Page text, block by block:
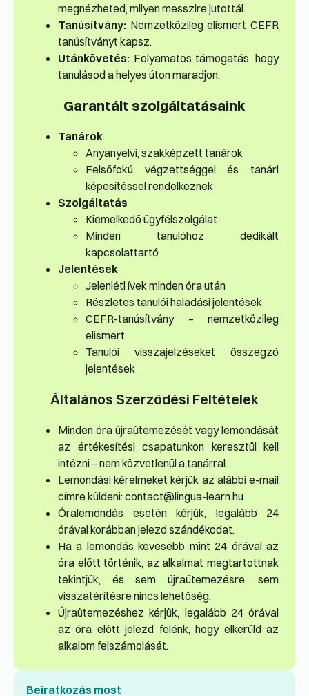
megnézheted, milyen messzire jutottál.
Tanúsítvány: Nemzetközileg elismert CEFR
tanúsítványt kapsz.
Utánkövetés: Folyamatos támogatás, hogy
tanulásod a helyes úton maradjon.
Garantált szolgáltatásaink
Tanárok
Anyanyelvi, szakképzett tanárok
Felsőfokú végzettséggel és tanári
képesítéssel rendelkeznek
Szolgáltatás
Kiemelkedő ügyfélszolgálat
Minden tanulóhoz dedikált
kapcsolattartó
Jelentések
Jelenléti ívek minden óra után
Részletes tanulói haladási jelentések
CEFR-tanúsítvány – nemzetközileg
elismert
Tanulói visszajelzéseket összegző
jelentések
Általános Szerződési Feltételek
Minden óra újraütemezését vagy lemondását
az értékesítési csapatunkon keresztül kell
intézni – nem közvetlenül a tanárral.
Lemondási kérelmeket kérjük az alábbi e-mail
címre küldeni: contact@lingua-learn.hu
Órale­mondás esetén kérjük, legalább 24
órával korábban jelezd szándékodat.
Ha a lemondás kevesebb mint 24 órával az
óra előtt történik, az alkalmat megtartottnak
tekintjük, és sem újraütemezésre, sem
visszatérítésre nincs lehetőség.
Újraütemezéshez kérjük, legalább 24 órával
az óra előtt jelezd felénk, hogy elkerüld az
alkalom felszámolását.
Beiratkozás most